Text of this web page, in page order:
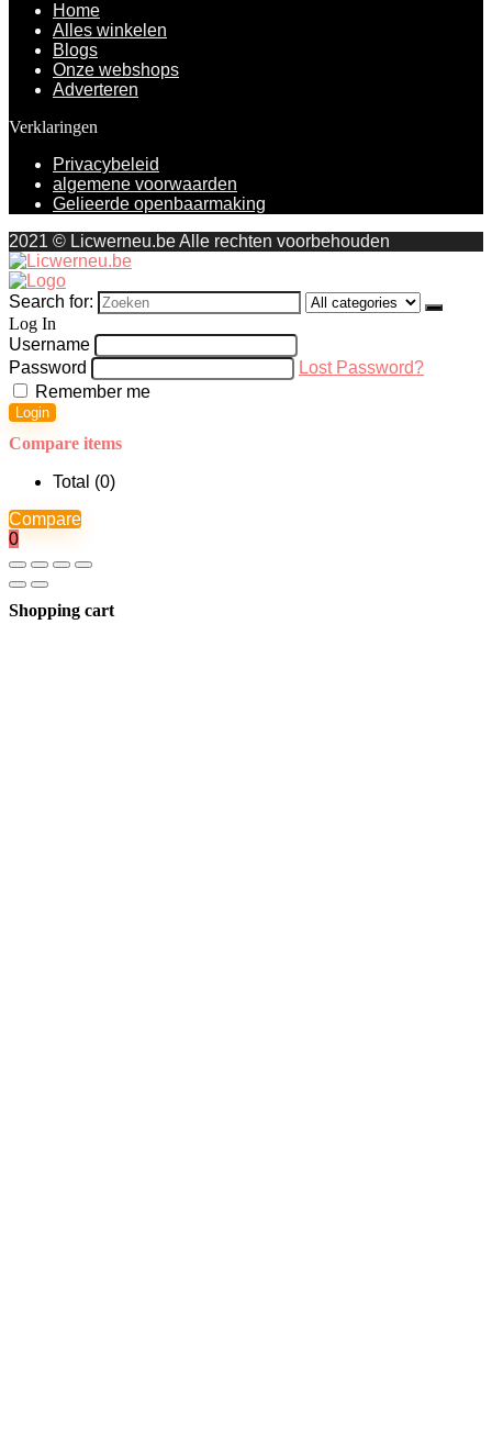
Home
Alles winkelen
Blogs
Onze webshops
Adverteren
Verklaringen
Privacybeleid
algemene voorwaarden
Gelieerde openbaarmaking
2021 © Licwerneu.be Alle rechten voorbehouden
Search for:
Log In
Username
Password
Lost Password?
Remember me
Login
Compare items
Total (0)
Compare
0
Shopping cart